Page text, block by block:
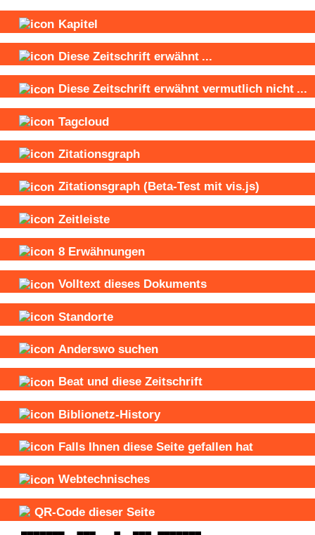
Kapitel
Diese Zeitschrift erwähnt ...
Diese Zeitschrift erwähnt vermutlich nicht ...
Tagcloud
Zitationsgraph
Zitationsgraph (Beta-Test mit vis.js)
Zeitleiste
8 Erwähnungen
Volltext dieses Dokuments
Standorte
Anderswo suchen
Beat und diese Zeitschrift
Biblionetz-History
Falls Ihnen diese Seite gefallen hat
Webtechnisches
QR-Code dieser Seite